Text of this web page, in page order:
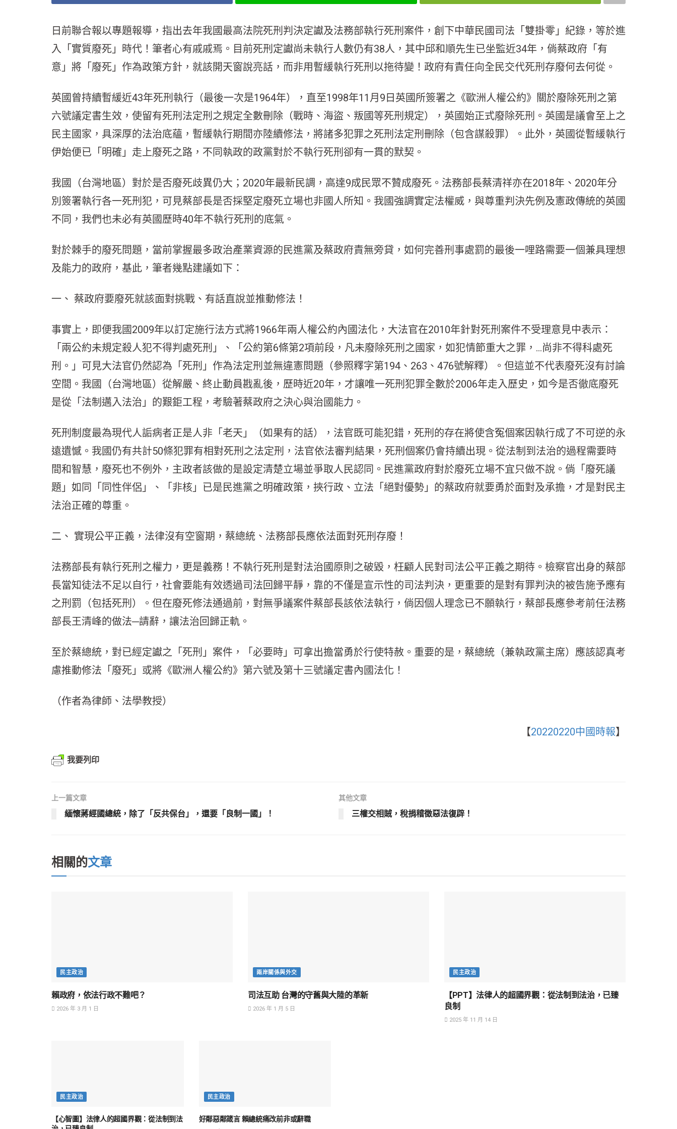
日前聯合報以專題報導，指出去年我國最高法院死刑判決定讞及法務部執行死刑案件，創下中華民國司法「雙掛零」紀錄，等於進
入「實質廢死」時代！筆者心有戚戚焉。目前死刑定讞尚未執行人數仍有38人，其中邱和順先生已坐監近34年，倘蔡政府「有
意」將「廢死」作為政策方針，就該開天窗說亮話，而非用暫緩執行死刑以拖待變！政府有責任向全民交代死刑存廢何去何從。
英國曾持續暫緩近43年死刑執行（最後一次是1964年），直至1998年11月9日英國所簽署之《歐洲人權公約》關於廢除死刑之第
六號議定書生效，使留有死刑法定刑之規定全數刪除（戰時、海盜、叛國等死刑規定），英國始正式廢除死刑。英國是議會至上之
民主國家，具深厚的法治底蘊，暫緩執行期間亦陸續修法，將諸多犯罪之死刑法定刑刪除（包含謀殺罪）。此外，英國從暫緩執行
伊始便已「明確」走上廢死之路，不同執政的政黨對於不執行死刑卻有一貫的默契。
我國（台灣地區）對於是否廢死歧異仍大；2020年最新民調，高達9成民眾不贊成廢死。法務部長蔡清祥亦在2018年、2020年分
別簽署執行各一死刑犯，可見蔡部長是否採堅定廢死立場也非國人所知。我國強調實定法權威，與尊重判決先例及憲政傳統的英國
不同，我們也未必有英國歷時40年不執行死刑的底氣。
對於棘手的廢死問題，當前掌握最多政治產業資源的民進黨及蔡政府責無旁貸，如何完善刑事處罰的最後一哩路需要一個兼具理想
及能力的政府，基此，筆者幾點建議如下：
一、 蔡政府要廢死就該面對挑戰、有話直說並推動修法！
事實上，即便我國2009年以訂定施行法方式將1966年兩人權公約內國法化，大法官在2010年針對死刑案件不受理意見中表示：
「兩公約未規定殺人犯不得判處死刑」、「公約第6條第2項前段，凡未廢除死刑之國家，如犯情節重大之罪，…尚非不得科處死
刑。」可見大法官仍然認為「死刑」作為法定刑並無違憲問題（參照釋字第194、263、476號解釋）。但這並不代表廢死沒有討論
空間。我國（台灣地區）從解嚴、終止動員戡亂後，歷時近20年，才讓唯一死刑犯罪全數於2006年走入歷史，如今是否徹底廢死
是從「法制邁入法治」的艱鉅工程，考驗著蔡政府之決心與治國能力。
死刑制度最為現代人詬病者正是人非「老天」（如果有的話），法官既可能犯錯，死刑的存在將使含冤個案因執行成了不可逆的永
遠遺憾。我國仍有共計50條犯罪有相對死刑之法定刑，法官依法審判結果，死刑個案仍會持續出現。從法制到法治的過程需要時
間和智慧，廢死也不例外，主政者該做的是設定清楚立場並爭取人民認同。民進黨政府對於廢死立場不宜只做不說。倘「廢死議
題」如同「同性伴侶」、「非核」已是民進黨之明確政策，挾行政、立法「絕對優勢」的蔡政府就要勇於面對及承擔，才是對民主
法治正確的尊重。
二、 實現公平正義，法律沒有空窗期，蔡總統、法務部長應依法面對死刑存廢！
法務部長有執行死刑之權力，更是義務！不執行死刑是對法治國原則之破毀，枉顧人民對司法公平正義之期待。檢察官出身的蔡部
長當知徒法不足以自行，社會要能有效透過司法回歸平靜，靠的不僅是宣示性的司法判決，更重要的是對有罪判決的被告施予應有
之刑罰（包括死刑）。但在廢死修法通過前，對無爭議案件蔡部長該依法執行，倘因個人理念已不願執行，蔡部長應參考前任法務
部長王清峰的做法─請辭，讓法治回歸正軌。
至於蔡總統，對已經定讞之「死刑」案件，「必要時」可拿出擔當勇於行使特赦。重要的是，蔡總統（兼執政黨主席）應該認真考
慮推動修法「廢死」或將《歐洲人權公約》第六號及第十三號議定書內國法化！
（作者為律師、法學教授）
【20220220中國時報】
我要列印
上一篇文章
緬懷蔣經國總統，除了「反共保台」，還要「良制一國」！
其他文章
三權交相賊，稅捐稽徵惡法復辟！
相關的文章
民主政治
賴政府，依法行政不難吧？
2026 年 3 月 1 日
兩岸關係與外交
司法互助 台灣的守舊與大陸的革新
2026 年 1 月 5 日
民主政治
【PPT】法律人的超國界觀：從法制到法治，已臻
良制
2025 年 11 月 14 日
民主政治
【心智圖】法律人的超國界觀：從法制到法
民主政治
好鄰惡鄰箴言 賴總統痛改前非或辭職